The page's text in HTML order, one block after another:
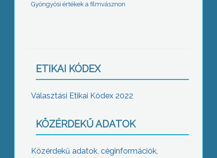
Gyöngyösi értékek a filmvásznon
ETIKAI KÓDEX
Választási Etikai Kódex 2022
KÖZÉRDEKŰ ADATOK
Közérdekű adatok, céginformációk,